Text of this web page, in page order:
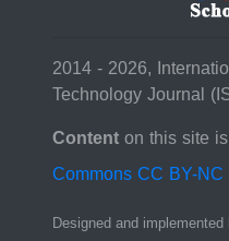
2014 - 2026,
Technology Journal
Contenton this site is
Commons CC BY-
Designed and